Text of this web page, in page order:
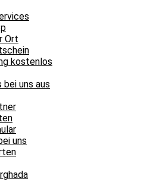
Ort
kostenlos
uns aus
uns
auch sie uns ins Blau. Jedoch war auf
der in der Strömung stand, wie ein Fels in
wir konnten ihn von der Nähe
unserem Sicherheitsstop begegnete uns
wir uns überglücklich auf den Weg
denn heute hat unsere Tauschfamilie
auf zur Shaab Stella Bar, denn
Janina.